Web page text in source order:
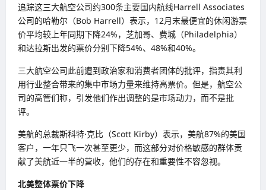
追踪这三大航空公司约300条主要国内航线Harrell Associates
公司的哈勒尔（Bob Harrell）表示，12月末最便宜的休闲游票
价平均较上年同期下降24%，芝加哥、费城（Philadelphia）
和达拉斯出发的票价分别下降54%、48%和40%。
三大航空公司此前遭到政治家和消费者团体的批评，指责其利
用行业整合带来的集中市场力量来维持高票价。但是，航空公
司的高管们称，引发他们作出调整的是市场动力，而不是批
评。
美航的总裁斯科特·克比（Scott Kirby）表示，美航87%的美国
客户，一年只飞一次甚至更少，而这部分对价格敏感的群体贡
献了美航近一半的营收，他们的存在和重要性不容忽视。
北美整体票价下降